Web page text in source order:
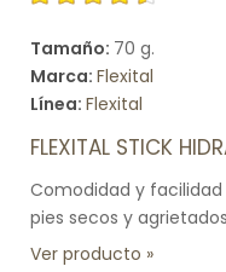
Tamaño: 70 g.
Marca: Flexital
Línea: Flexital
FLEXITAL STICK
Comodidad y
pies secos y
Ver producto